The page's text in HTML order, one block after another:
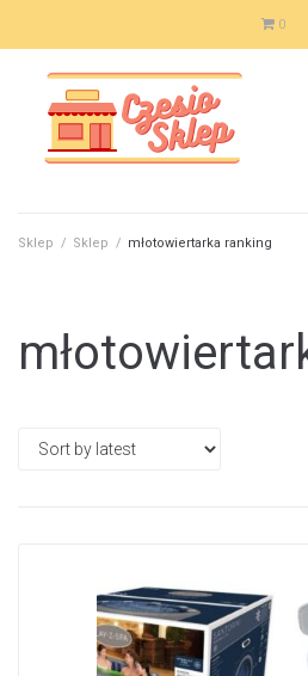
0
Sklep / Sklep / młotowiertarka ranking